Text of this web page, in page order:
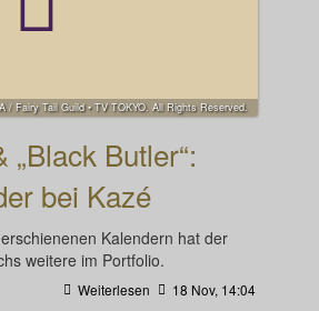
/ Fairy Tail Guild • TV TOKYO. All Rights Reserved.
„Black Butler“:
bei Kazé
Kalendern hat der
weitere im Portfolio.
Weiterlesen 18 Nov, 14:04